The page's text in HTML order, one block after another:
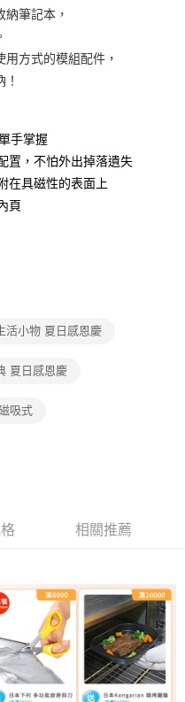
戶可立即使用無須另外申請。
立後會自動跳轉到大哥付的交易
後續交易確認頁面所載為準。
遇審核未通過，訂單將自動取
達大哥付你分期系統評分，恕無
期」於每月結算日後寄送繳費提
（以下簡稱本公司）所提供，讓
務，並由商店將買賣／分期付款
司帳單繳交帳款。
大哥大進項蒐集、處理及利用，
https://oppay.tw/userRule
費
筆記本，
方式的模組配件，
手掌握
置，不怕外出掉落遺失
在具磁性的表面上
頁
活小物 夏日感恩慶
夏日感恩慶
吸式
相關推薦